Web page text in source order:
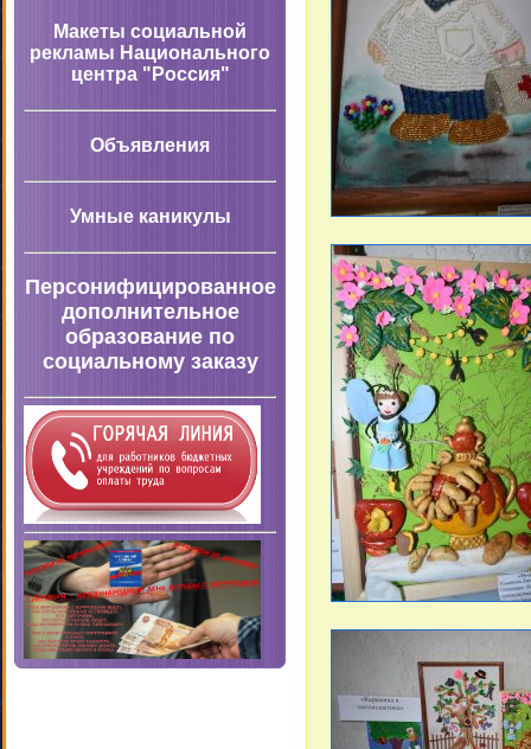
Макеты социальной
рекламы Национального
центра "Россия"
Объявления
Умные каникулы
Персонифицированное
дополнительное
образование по
социальному заказу